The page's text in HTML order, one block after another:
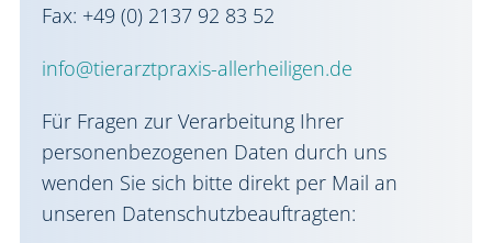
Fax: +49 (0) 2137 92 83 52
info@tierarztpraxis-allerheiligen.de
Für Fragen zur Verarbeitung Ihrer
personenbezogenen Daten durch uns
wenden Sie sich bitte direkt per Mail an
unseren Datenschutzbeauftragten: